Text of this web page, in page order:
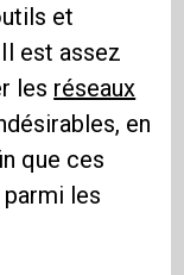
et
Il est assez
les réseaux
en
que ces
les